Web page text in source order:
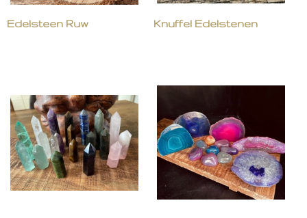
Edelsteen Ruw Knuffel Edelstenen